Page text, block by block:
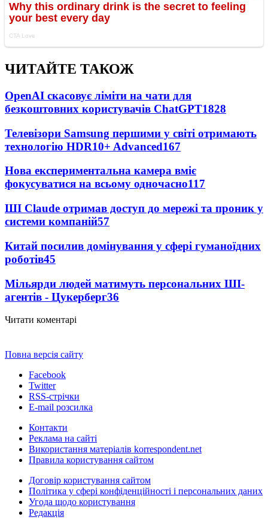
ЧИТАЙТЕ ТАКОЖ
OpenAI скасовує ліміти на чати для
безкоштовних користувачів ChatGPT1828
Телевізори Samsung першими у світі отримають
технологію HDR10+ Advanced167
Нова експериментальна камера вміє
фокусуватися на всьому одночасно117
ШІ Claude отримав доступ до мережі та проник у
системи компаній57
Китай посилив домінування у сфері гуманоїдних
роботів45
Мільярди людей матимуть персональних ШІ-
агентів - Цукерберг36
Читати коментарі
Повна версія сайту
Facebook
Twitter
RSS-стрічки
E-mail розсилка
Контакти
Реклама на сайті
Використання матеріалів korrespondent.net
Правила користування сайтом
Договір користування сайтом
Політика у сфері конфіденційності і персональних даних
Угода щодо користування
Редакція